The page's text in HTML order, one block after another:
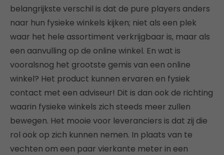
belangrijkste verschil is dat de pure players anders
naar hun fysieke winkels kijken; niet als een plek
waar het hele assortiment verkrijgbaar is, maar als
een aanvulling op de online winkel. En wat is
vooralsnog het grootste gemis van een online
winkel? Het product kunnen ervaren en fysiek
contact met een adviseur! Dit is dan ook de richting
waarin fysieke winkels zich steeds meer zullen
bewegen. Het mooie voor leveranciers is dat zij die
rol ook op zich kunnen nemen. In plaats van te
vechten om een paar vierkante meter in een